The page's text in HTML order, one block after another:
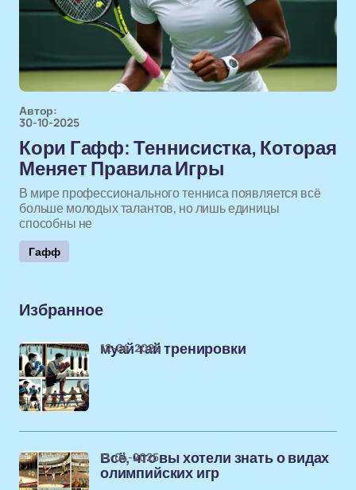
Автор:
30-10-2025
Кори Гафф: Теннисистка, Которая
Меняет Правила Игры
В мире профессионального тенниса появляется всё
больше молодых талантов, но лишь единицы
способны не
Гафф
Избранное
муай тай тренировки
12-04-2025
Всё, что вы хотели знать о видах
олимпийских игр
11-04-2025